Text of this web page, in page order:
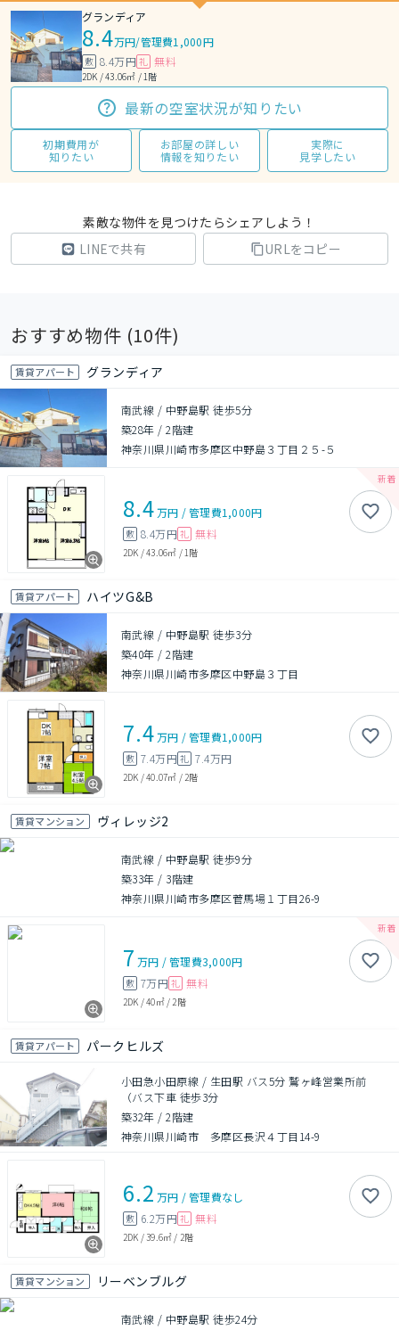
グランディア
8.4万円/管理費1,000円
敷 8.4万円 礼 無料
2DK / 43.06㎡ / 1階
最新の空室状況が知りたい
初期費用が
知りたい
お部屋の詳しい
情報を知りたい
実際に
見学したい
素敵な物件を見つけたらシェアしよう！
LINEで共有
URLをコピー
おすすめ物件 (10件)
賃貸アパート グランディア
南武線 / 中野島駅 徒歩5分
築28年 /2階建
神奈川県川崎市多摩区中野島３丁目２５-５
8.4万円 /管理費1,000円
敷 8.4万円 礼 無料
2DK /43.06㎡ / 1階
賃貸アパート ハイツG&B
南武線 / 中野島駅 徒歩3分
築40年 /2階建
神奈川県川崎市多摩区中野島３丁目
7.4万円 /管理費1,000円
敷 7.4万円礼 7.4万円
2DK /40.07㎡ / 2階
賃貸マンション ヴィレッジ2
南武線 / 中野島駅 徒歩9分
築33年 / 3階建
神奈川県川崎市多摩区菅馬場１丁目26-9
7 万円 /管理費3,000円
敷 7万円 礼 無料
2DK /40㎡/ 2階
賃貸アパート パークヒルズ
小田急小田原線 / 生田駅 バス5分 鷲ヶ峰営業所前
（バス下車 徒歩3分
築32年 /2階建
神奈川県川崎市 多摩区長沢４丁目14-9
6.2 万円 /管理費なし
敷 6.2万円 礼 無料
2DK /39.6㎡ / 2階
賃貸マンション リーベンブルグ
南武線 / 中野島駅 徒歩24分